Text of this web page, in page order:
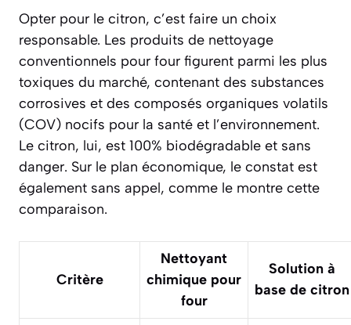
Opter pour le citron, c’est faire un choix
responsable. Les produits de nettoyage
conventionnels pour four figurent parmi les plus
toxiques du marché, contenant des substances
corrosives et des composés organiques volatils
(COV) nocifs pour la santé et l’environnement.
Le citron, lui, est 100% biodégradable et sans
danger. Sur le plan économique, le constat est
également sans appel, comme le montre cette
comparaison.
Critère
Nettoyant
chimique pour
four
Solution à
base de citron